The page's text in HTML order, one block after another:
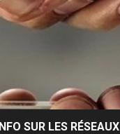
SUR LES RÉSEAUX